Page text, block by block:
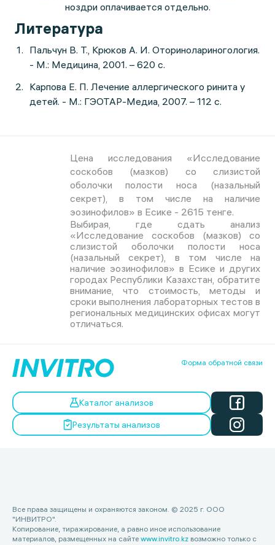
ноздри оплачивается отдельно.
Литература
Пальчун В. Т., Крюков А. И. Оторинолариногология.
- М.: Медицина, 2001. – 620 с.
Карпова Е. П. Лечение аллергического ринита у
детей. - М.: ГЭОТАР-Медиа, 2007. – 112 с.
Цена исследования «Исследование
соскобов (мазков) со слизистой
оболочки полости носа (назальный
секрет), в том числе на наличие
эозинофилов» в Есике - 2615 тенге.
Выбирая, где сдать анализ
«Исследование соскобов (мазков) со
слизистой оболочки полости носа
(назальный секрет), в том числе на
наличие эозинофилов» в Есике и других
городах Республики Казахстан, обратите
внимание, что стоимость, методы и
сроки выполнения лабораторных тестов в
региональных медицинских офисах могут
отличаться.
Форма обратной связи
Каталог анализов
Результаты анализов
Все права защищены и охраняются законом. © 2025 г. ООО
"ИНВИТРО".
Копирование, тиражирование, а равно иное использование
материалов, размещенных на сайте www.invitro.kz возможно только с